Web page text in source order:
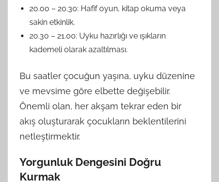
20.00 – 20.30: Hafif oyun, kitap okuma veya
sakin etkinlik.
20.30 – 21.00: Uyku hazırlığı ve ışıkların
kademeli olarak azaltılması.
Bu saatler çocuğun yaşına, uyku düzenine
ve mevsime göre elbette değişebilir.
Önemli olan, her akşam tekrar eden bir
akış oluşturarak çocukların beklentilerini
netleştirmektir.
Yorgunluk Dengesini Doğru
Kurmak